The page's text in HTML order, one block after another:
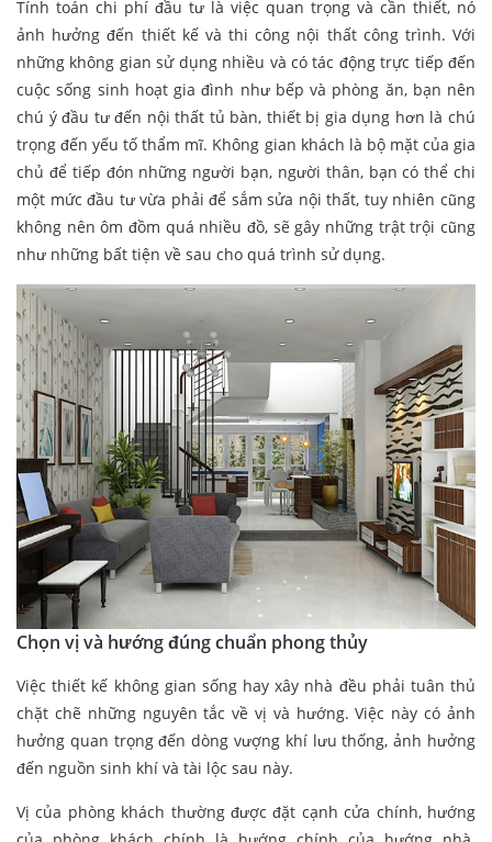
Tính toán chi phí đầu tư là việc quan trọng và cần thiết, nó
ảnh hưởng đến thiết kế và thi công nội thất công trình. Với
những không gian sử dụng nhiều và có tác động trực tiếp đến
cuộc sống sinh hoạt gia đình như bếp và phòng ăn, bạn nên
chú ý đầu tư đến nội thất tủ bàn, thiết bị gia dụng hơn là chú
trọng đến yếu tố thẩm mĩ. Không gian khách là bộ mặt của gia
chủ để tiếp đón những người bạn, người thân, bạn có thể chi
một mức đầu tư vừa phải để sắm sửa nội thất, tuy nhiên cũng
không nên ôm đồm quá nhiều đồ, sẽ gây những trật trội cũng
như những bất tiện về sau cho quá trình sử dụng.
Chọn vị và hướng đúng chuẩn phong thủy
Việc thiết kế không gian sống hay xây nhà đều phải tuân thủ
chặt chẽ những nguyên tắc về vị và hướng. Việc này có ảnh
hưởng quan trọng đến dòng vượng khí lưu thống, ảnh hưởng
đến nguồn sinh khí và tài lộc sau này.
Vị của phòng khách thường được đặt cạnh cửa chính, hướng